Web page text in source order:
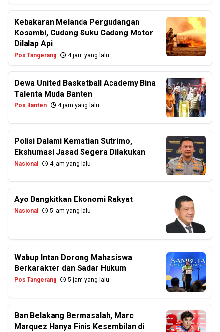
Kebakaran Melanda Pergudangan
Kosambi, Gudang Suku Cadang Motor
Dilalap Api
Pos Tangerang 4 jam yang lalu
Dewa United Basketball Academy Bina
Talenta Muda Banten
Pos Banten 4 jam yang lalu
Polisi Dalami Kematian Sutrimo,
Ekshumasi Jasad Segera Dilakukan
Nasional 4 jam yang lalu
Ayo Bangkitkan Ekonomi Rakyat
Nasional 5 jam yang lalu
Wabup Intan Dorong Mahasiswa
Berkarakter dan Sadar Hukum
Pos Tangerang 5 jam yang lalu
Ban Belakang Bermasalah, Marc
Marquez Hanya Finis Kesembilan di